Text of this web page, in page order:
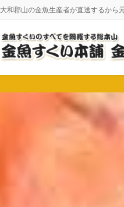
大和郡山の金魚生産者が直送するから